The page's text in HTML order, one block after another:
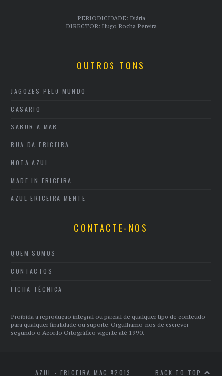
PERIODICIDADE: Diária
DIRECTOR: Hugo Rocha Pereira
OUTROS TONS
JAGOZES PELO MUNDO
CASARIO
SABOR A MAR
RUA DA ERICEIRA
NOTA AZUL
MADE IN ERICEIRA
AZUL ERICEIRA MENTE
CONTACTE-NOS
QUEM SOMOS
CONTACTOS
FICHA TÉCNICA
Proibida a reprodução integral ou parcial de qualquer tipo de conteúdo
para qualquer finalidade ou suporte. Orgulhamo-nos de escrever
segundo o Acordo Ortográfico vigente até 1990.
AZUL - ERICEIRA MAG #2013 BACK TO TOP